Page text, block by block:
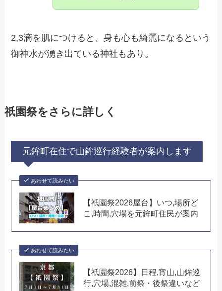
2,3滴を肌につけると、身も心も綺麗になるという
御神水が湧き出ている神社もあり。
祇園祭をさらに詳しく
元鉾町在住で山鉾巡行経験者が案内します
あわせて読みたい
【祇園祭2026屋台】いつ,場所ど
こ,時間,穴場を元鉾町住民が案内
あわせて読みたい
【祇園祭2026】日程,宵山,山鉾巡
行,穴場,混雑,前祭・後祭違いなど